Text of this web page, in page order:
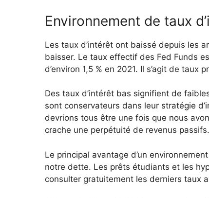
Environnement de taux
Les taux d’intérêt ont baissé depuis les
baisser. Le taux effectif des Fed Funds
d’environ 1,5 % en 2021. Il s’agit de taux
Des taux d’intérêt bas signifient de
sont conservateurs dans leur stratégie
devrions tous être une fois que nous
crache une perpétuité de revenus passifs.
Le principal avantage d’un
notre dette. Les prêts étudiants et les
consulter gratuitement les derniers taux